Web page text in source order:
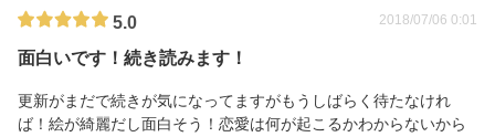
5.0 2018/07/06 0:01
面白いです！続き読みます！
更新がまだで続きが気になってますがもうしばらく待たなけれ
ば！絵が綺麗だし面白そう！恋愛は何が起こるかわからないから